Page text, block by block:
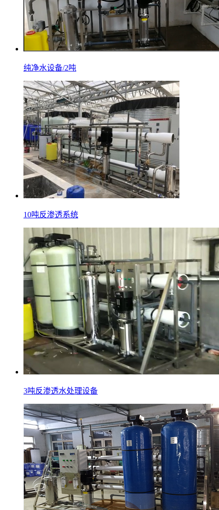
纯净水设备/2吨
10吨反渗透系统
3吨反渗透水处理设备